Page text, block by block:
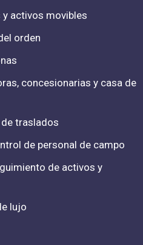
activos movibles
orden
concesionarias y casa de
traslados
de personal de campo
de activos y
lujo